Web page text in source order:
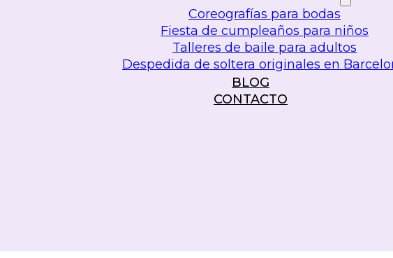
Coreografías para bodas
Fiesta de cumpleaños para niños
Talleres de baile para adultos
Despedida de soltera originales en
BLOG
CONTACTO